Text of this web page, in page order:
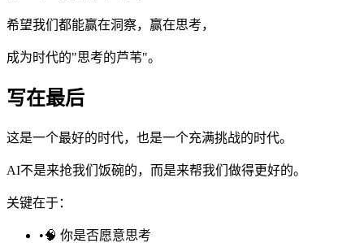
希望我们都能赢在洞察，赢在思考，
成为时代的"思考的芦苇"。
写在最后
这是一个最好的时代，也是一个充满挑战的时代。
AI不是来抢我们饭碗的，而是来帮我们做得更好的。
关键在于：
•🧠 你是否愿意思考